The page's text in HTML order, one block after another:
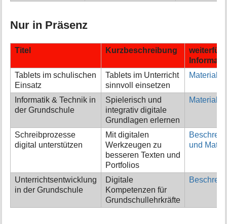
Nur in Präsenz
Titel Kurzbeschreibung
Tablets im schulischen
Einsatz
Tablets im Unterricht
sinnvoll einsetzen
Material
Informatik & Technik in
der Grundschule
Spielerisch und
integrativ digitale
Grundlagen erlernen
Material
Schreibprozesse
digital unterstützen
Mit digitalen
Werkzeugen zu
besseren Texten und
Portfolios
und
Unterrichtsentwicklung
in der Grundschule
Digitale
Kompetenzen für
Grundschullehrkräfte